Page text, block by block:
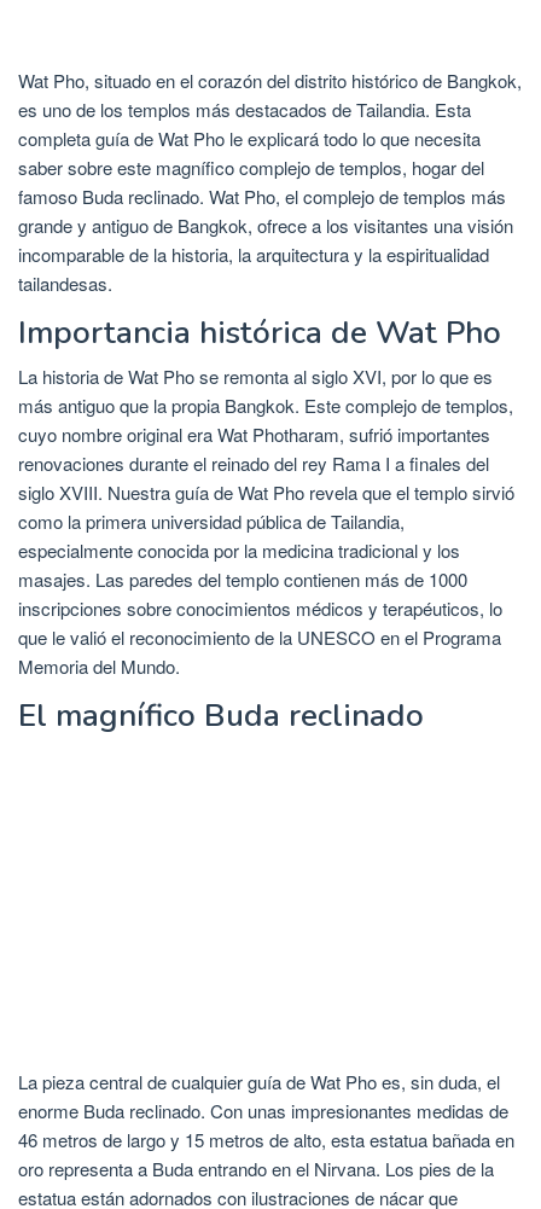
Wat Pho, situado en el corazón del distrito histórico de Bangkok,
es uno de los templos más destacados de Tailandia. Esta
completa guía de Wat Pho le explicará todo lo que necesita
saber sobre este magnífico complejo de templos, hogar del
famoso Buda reclinado. Wat Pho, el complejo de templos más
grande y antiguo de Bangkok, ofrece a los visitantes una visión
incomparable de la historia, la arquitectura y la espiritualidad
tailandesas.
Importancia histórica de Wat Pho
La historia de Wat Pho se remonta al siglo XVI, por lo que es
más antiguo que la propia Bangkok. Este complejo de templos,
cuyo nombre original era Wat Photharam, sufrió importantes
renovaciones durante el reinado del rey Rama I a finales del
siglo XVIII. Nuestra guía de Wat Pho revela que el templo sirvió
como la primera universidad pública de Tailandia,
especialmente conocida por la medicina tradicional y los
masajes. Las paredes del templo contienen más de 1000
inscripciones sobre conocimientos médicos y terapéuticos, lo
que le valió el reconocimiento de la UNESCO en el Programa
Memoria del Mundo.
El magnífico Buda reclinado
La pieza central de cualquier guía de Wat Pho es, sin duda, el
enorme Buda reclinado. Con unas impresionantes medidas de
46 metros de largo y 15 metros de alto, esta estatua bañada en
oro representa a Buda entrando en el Nirvana. Los pies de la
estatua están adornados con ilustraciones de nácar que